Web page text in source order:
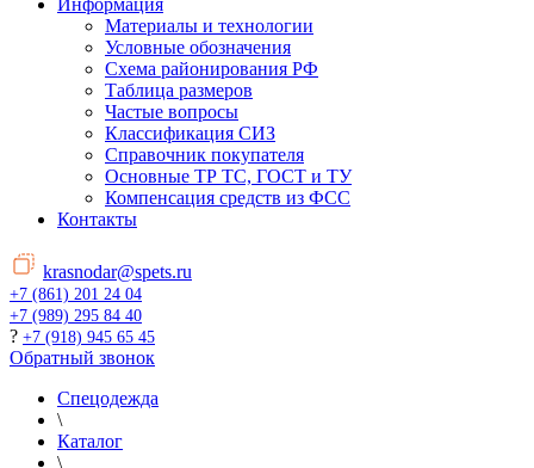
Информация
Материалы и технологии
Условные обозначения
Схема районирования РФ
Таблица размеров
Частые вопросы
Классификация СИЗ
Справочник покупателя
Основные ТР ТС, ГОСТ и ТУ
Компенсация средств из ФСС
Контакты
krasnodar@spets.ru
+7 (861) 201 24 04
+7 (989) 295 84 40
? +7 (918) 945 65 45
Обратный звонок
Спецодежда
\
Каталог
\